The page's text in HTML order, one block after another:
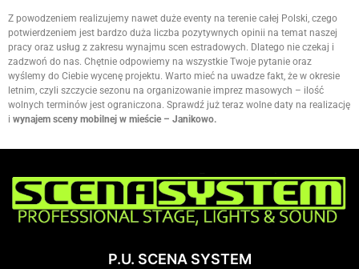
Z powodzeniem realizujemy nawet duże eventy na terenie całej Polski, czego
potwierdzeniem jest bardzo duża liczba pozytywnych opinii na temat naszej
pracy oraz usług z zakresu wynajmu scen estradowych. Dlatego nie czekaj i
zadzwoń do nas. Chętnie odpowiemy na wszystkie Twoje pytanie oraz
wyślemy do Ciebie wycenę projektu. Warto mieć na uwadze fakt, że w okresie
letnim, czyli szczycie sezonu na organizowanie imprez masowych – ilość
wolnych terminów jest ograniczona. Sprawdź już teraz wolne daty na realizację
i wynajem sceny mobilnej w mieście – Janikowo.
P.U. SCENA SYSTEM